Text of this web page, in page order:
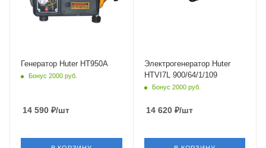
Генератор Huter HT950A
Бонус 2000 руб.
14 590 ₽/шт
Электрогенератор Huter
HTVI7L 900/64/1/109
Бонус 2000 руб.
14 620₽/шт